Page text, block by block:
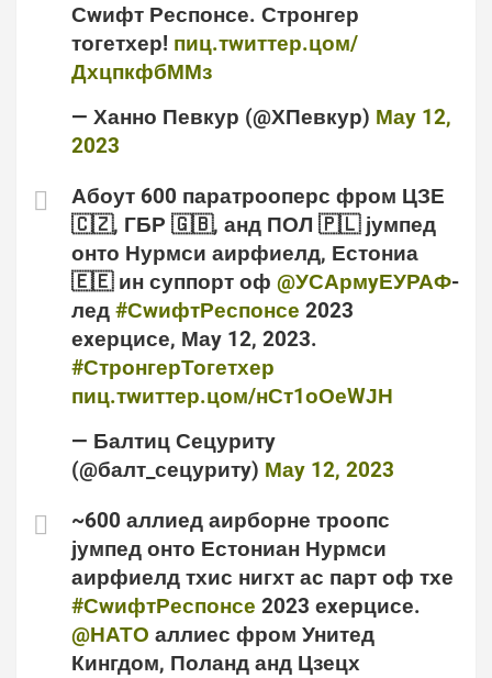
Сwифт Респонсе. Стронгер
тогетхер! пиц.тwиттер.цом/
ДхцпкфбММз
— Ханно Певкур (@ХПевкур) Маy 12,
2023
Абоут 600 паратрооперс фром ЦЗЕ
🇨🇿, ГБР 🇬🇧, анд ПОЛ 🇵🇱 јумпед
онто Нурмси аирфиелд, Естониа
🇪🇪 ин суппорт оф @УСАрмyЕУРАФ-
лед #СwифтРеспонсе 2023
еxерцисе, Маy 12, 2023.
#СтронгерТогетхер
пиц.тwиттер.цом/нСт1оОеWЈН
— Балтиц Сецуритy
(@балт_сецуритy) Маy 12, 2023
~600 аллиед аирборне троопс
јумпед онто Естониан Нурмси
аирфиелд тхис нигхт ас парт оф тхе
#СwифтРеспонсе 2023 еxерцисе.
@НАТО аллиес фром Унитед
Кингдом, Поланд анд Цзецх